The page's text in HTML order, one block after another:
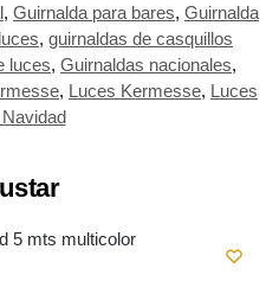
, Guirnalda para bares, Guirnalda
, guirnaldas de casquillos
luces, Guirnaldas nacionales,
, Luces Kermesse, Luces